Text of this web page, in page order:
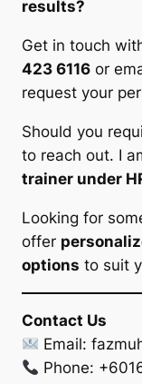
results?
Get in touch
423 6116 or
request your
Should you
to reach out. I
trainer under
Looking for
offer
options to suit
Contact Us
Email:
Phone: